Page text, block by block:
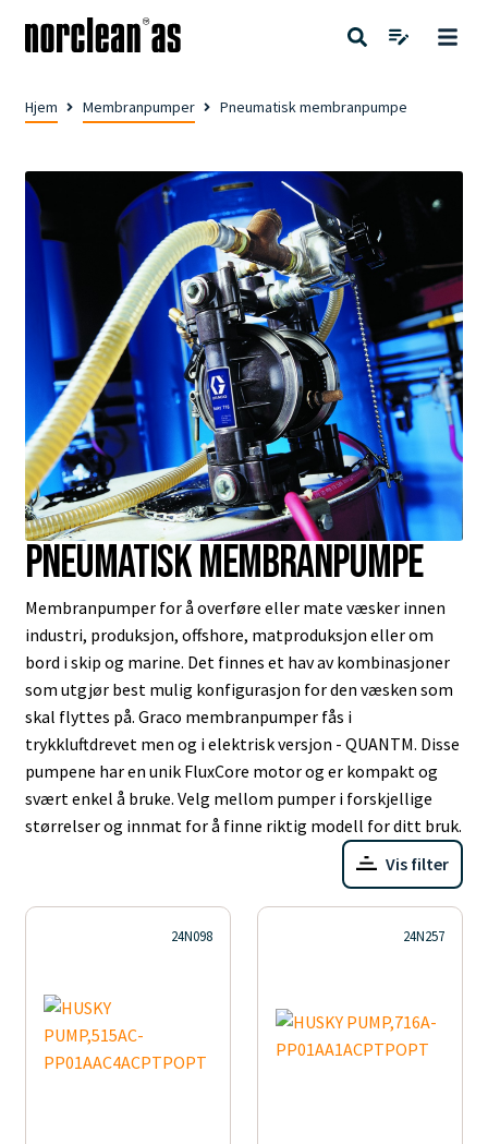
Hjem Membranpumper Pneumatisk membranpumpe
Pneumatisk membranpumpe
Membranpumper for å overføre eller mate væsker innen
industri, produksjon, offshore, matproduksjon eller om
bord i skip og marine. Det finnes et hav av kombinasjoner
som utgjør best mulig konfigurasjon for den væsken som
skal flyttes på. Graco membranpumper fås i
trykkluftdrevet men og i elektrisk versjon - QUANTM. Disse
pumpene har en unik FluxCore motor og er kompakt og
svært enkel å bruke. Velg mellom pumper i forskjellige
størrelser og innmat for å finne riktig modell for ditt bruk.
Vis filter
24N098 24N257